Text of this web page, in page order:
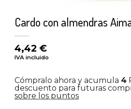
Cardo con almendras
4,42 €
IVA incluido
Cómpralo ahora y acumula 4
descuento para futuras
sobre los puntos